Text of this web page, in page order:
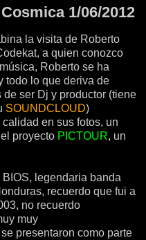
1/06/2012
la visita de Roberto
a quien conozco
Roberto se ha
todo lo que deriva de
ser Dj y productor (tiene
SOUNDCLOUD)
en sus fotos, un
proyecto PICTOUR, un
legendaria banda
recuerdo que fui a
no recuerdo
muy
presentaron como parte